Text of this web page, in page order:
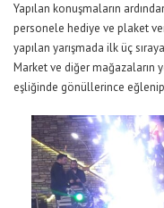
Yapılan konuşmaların
personele hediye ve plaket
yapılan yarışmada ilk üç
Market ve diğer mağazaların
eşliğinde gönüllerince eğlenip